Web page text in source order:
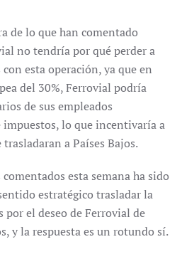
de lo que han comentado
no tendría por qué perder a
esta operación, ya que en
del 30%, Ferrovial podría
de sus empleados
lo que incentivaría a
a Países Bajos.
esta semana ha sido
estratégico trasladar la
por el deseo de Ferrovial de
y la respuesta es un rotundo sí.